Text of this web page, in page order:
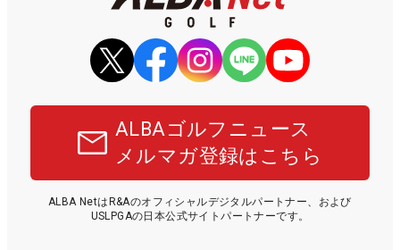
ALBAゴルフニュース
メルマガ登録はこちら
ALBA NetはR&Aのオフィシャルデジタルパートナー、および
USLPGAの日本公式サイトパートナーです。